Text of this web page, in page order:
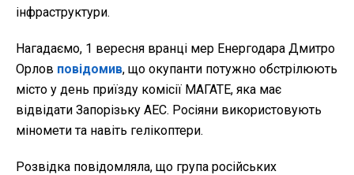
інфраструктури.
Нагадаємо, 1 вересня вранці мер Енергодара Дмитро
Орлов повідомив, що окупанти потужно обстрілюють
місто у день приїзду комісії МАГАТЕ, яка має
відвідати Запорізьку АЕС. Росіяни використовують
міномети та навіть гелікоптери.
Розвідка повідомляла, що група російських